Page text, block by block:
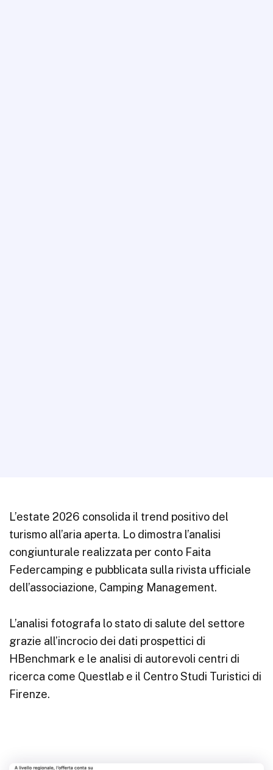
L’estate 2026 consolida il trend positivo del
turismo all’aria aperta. Lo dimostra l’analisi
congiunturale realizzata per conto Faita
Federcamping e pubblicata sulla rivista ufficiale
dell’associazione, Camping Management.
L’analisi fotografa lo stato di salute del settore
grazie all’incrocio dei dati prospettici di
HBenchmark e le analisi di autorevoli centri di
ricerca come Questlab e il Centro Studi Turistici di
Firenze.